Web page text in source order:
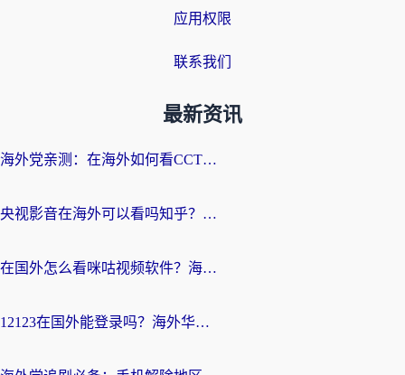
应用权限
联系我们
最新资讯
海外党亲测：在海外如何看CCTV？告别“仅限大陆播放”的实用指南
央视影音在海外可以看吗知乎？留学生亲测：3步解决地域限制+追剧自由
在国外怎么看咪咕视频软件？海外党亲测有效的回国加速方案
12123在国外能登录吗？海外华人必看的回国加速实用指南